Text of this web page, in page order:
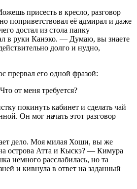
присесть в кресло, разговор
поприветствовал её адмирал и даже
достал из стола папку
в руки Канэко. — Думаю, вы знаете
долго и нудно,
прервал его одной фразой:
от меня требуется?
покинуть кабинет и сделать чай
Он мог начать этот разговор
дело. Моя милая Хоши, вы же
острова Атта и Кыскэ? — Кимура
немного расслабилась, но та
и кивнула в ответ на заданный